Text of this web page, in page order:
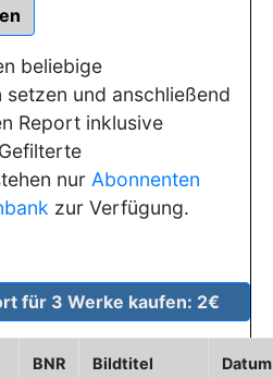
beliebige
und anschließend
Report inklusive
nur Abonnenten
zur Verfügung.
BNR Bildtitel Datum